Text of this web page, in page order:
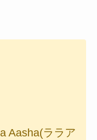
Aasha(ララア